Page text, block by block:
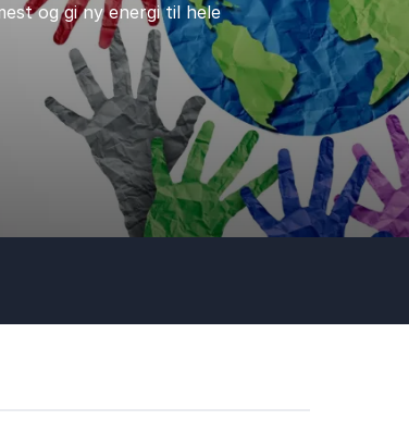
og gi ny energi til hele